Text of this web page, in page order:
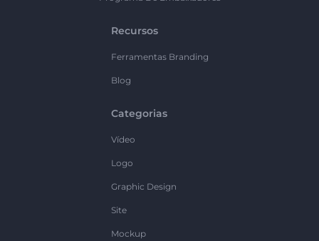
Recursos
Ferramentas Branding
Blog
Categorias
Vídeo
Logo
Graphic Design
Site
Mockup